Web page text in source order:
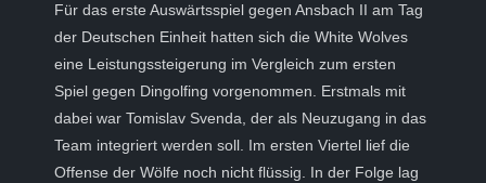
Für das erste Auswärtsspiel gegen Ansbach II am Tag
der Deutschen Einheit hatten sich die White Wolves
eine Leistungssteigerung im Vergleich zum ersten
Spiel gegen Dingolfing vorgenommen. Erstmals mit
dabei war Tomislav Svenda, der als Neuzugang in das
Team integriert werden soll. Im ersten Viertel lief die
Offense der Wölfe noch nicht flüssig. In der Folge lag